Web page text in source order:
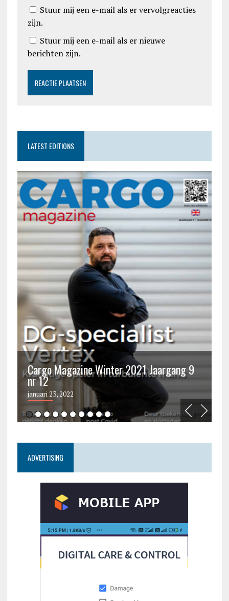
Stuur mij een e-mail als er vervolgreacties
zijn.
Stuur mij een e-mail als er nieuwe
berichten zijn.
LATEST EDITIONS
Cargo Magazine Winter 2021 Jaargang 9
nr 12
januari 23, 2022
ADVERTISING